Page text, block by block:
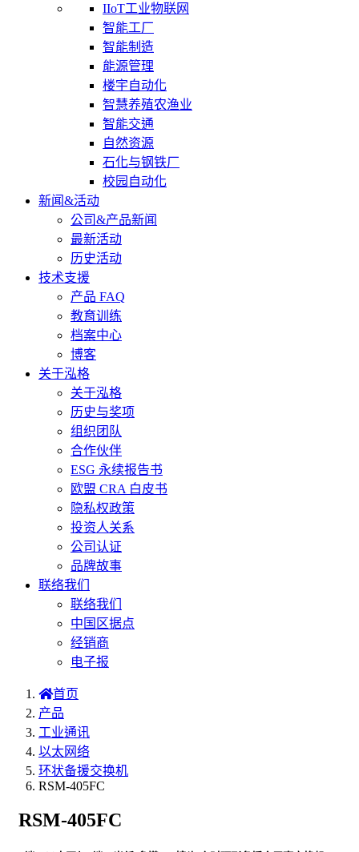
IIoT工业物联网
智能工厂
智能制造
能源管理
楼宇自动化
智慧养殖农渔业
智能交通
自然资源
石化与钢铁厂
校园自动化
新闻&活动
公司&产品新闻
最新活动
历史活动
技术支援
产品 FAQ
教育训练
档案中心
博客
关于泓格
关于泓格
历史与奖项
组织团队
合作伙伴
ESG 永续报告书
欧盟 CRA 白皮书
隐私权政策
投资人关系
公司认证
品牌故事
联络我们
联络我们
中国区据点
经销商
电子报
首页
产品
工业通讯
以太网络
环状备援交换机
RSM-405FC
RSM-405FC